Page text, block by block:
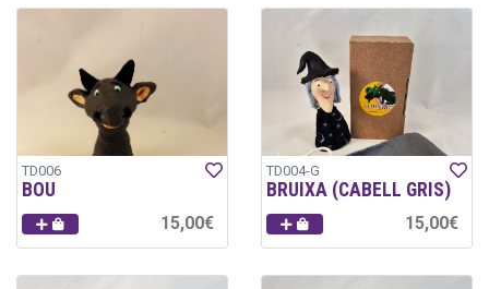
TD006
BOU
15,00€
TD004-G
BRUIXA (CABELL GRIS)
15,00€